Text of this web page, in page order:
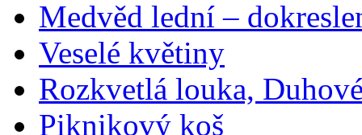
Medvěd lední –
Veselé květiny
Rozkvetlá louka,
Piknikový koš